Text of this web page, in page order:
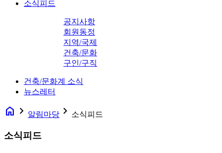
소식피드
공지사항
회원동정
지역/국제
건축/문화
구인/구직
건축/문화계 소식
뉴스레터
home navigate_next 알림마당 navigate_next 소식피드
소식피드